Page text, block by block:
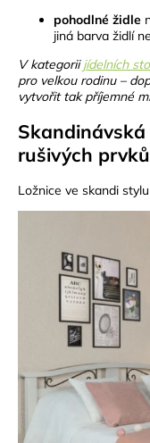
pohodlné židle
jiná barva židlí
V kategoriijídelních
pro velkou rodinu –
vytvořit tak příjemné
rušivých prvků
Ložnice ve skandi